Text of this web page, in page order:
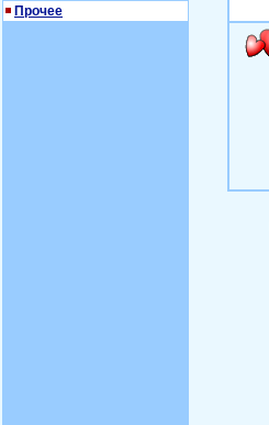
Прочее